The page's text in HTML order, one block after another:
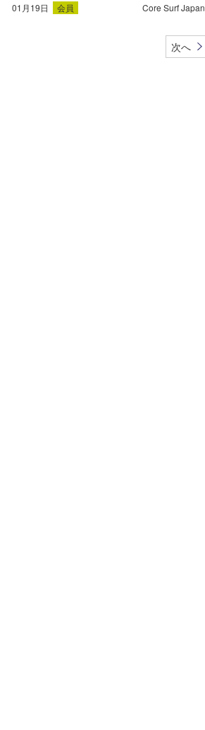
01月19日 会員 Core Surf Japan
次へ